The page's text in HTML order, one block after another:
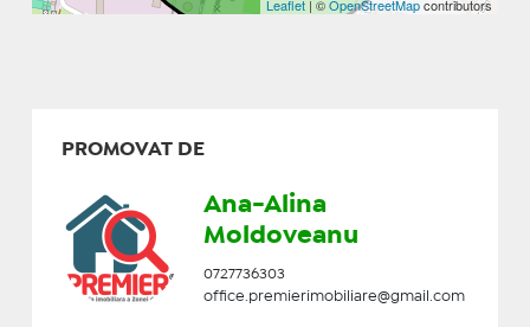
Leaflet | ©OpenStreetMapcontributors
PROMOVAT DE
Ana-Alina
Moldoveanu
0727736303
office.premierimobiliare@gmail.com